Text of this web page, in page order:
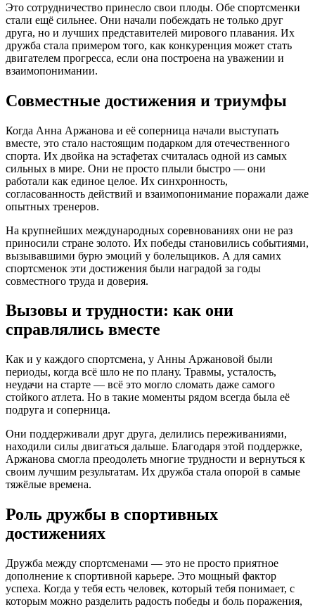
Это сотрудничество принесло свои плоды. Обе спортсменки
стали ещё сильнее. Они начали побеждать не только друг
друга, но и лучших представителей мирового плавания. Их
дружба стала примером того, как конкуренция может стать
двигателем прогресса, если она построена на уважении и
взаимопонимании.
Совместные достижения и триумфы
Когда Анна Аржанова и её соперница начали выступать
вместе, это стало настоящим подарком для отечественного
спорта. Их двойка на эстафетах считалась одной из самых
сильных в мире. Они не просто плыли быстро — они
работали как единое целое. Их синхронность,
согласованность действий и взаимопонимание поражали даже
опытных тренеров.
На крупнейших международных соревнованиях они не раз
приносили стране золото. Их победы становились событиями,
вызывавшими бурю эмоций у болельщиков. А для самих
спортсменок эти достижения были наградой за годы
совместного труда и доверия.
Вызовы и трудности: как они
справлялись вместе
Как и у каждого спортсмена, у Анны Аржановой были
периоды, когда всё шло не по плану. Травмы, усталость,
неудачи на старте — всё это могло сломать даже самого
стойкого атлета. Но в такие моменты рядом всегда была её
подруга и соперница.
Они поддерживали друг друга, делились переживаниями,
находили силы двигаться дальше. Благодаря этой поддержке,
Аржанова смогла преодолеть многие трудности и вернуться к
своим лучшим результатам. Их дружба стала опорой в самые
тяжёлые времена.
Роль дружбы в спортивных
достижениях
Дружба между спортсменами — это не просто приятное
дополнение к спортивной карьере. Это мощный фактор
успеха. Когда у тебя есть человек, который тебя понимает, с
которым можно разделить радость победы и боль поражения,